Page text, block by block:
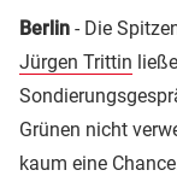
Berlin - Die
Jürgen Trittin
Grünen nicht
kaum eine